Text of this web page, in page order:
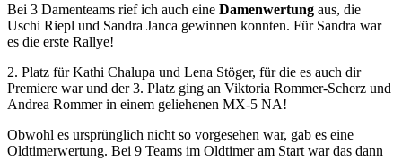
Bei 3 Damenteams rief ich auch eine Damenwertung aus, die
Uschi Riepl und Sandra Janca gewinnen konnten. Für Sandra war
es die erste Rallye!
2. Platz für Kathi Chalupa und Lena Stöger, für die es auch dir
Premiere war und der 3. Platz ging an Viktoria Rommer-Scherz und
Andrea Rommer in einem geliehenen MX-5 NA!
Obwohl es ursprünglich nicht so vorgesehen war, gab es eine
Oldtimerwertung. Bei 9 Teams im Oldtimer am Start war das dann